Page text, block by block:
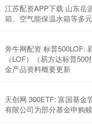
江苏配资APP下载 山东岳
箱、空气能保温水箱等多
奔牛网配资 标普500LOF:
（LOF）（易方达标普
金产品资料概要更新
天创网 300ETF: 富国基金
有限公司为部分基金申购